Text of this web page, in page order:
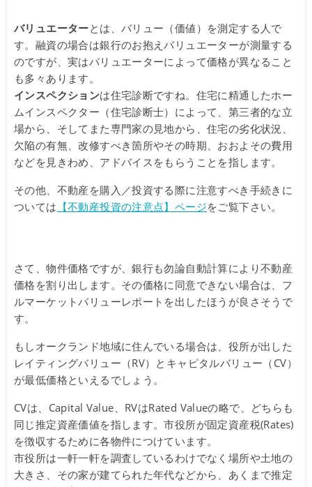
バリュエーターとは、バリュー（価値）を測定する人で
す。融資の場合は銀行のお抱えバリュエーターが測量する
のですが、実はバリュエーターによって価格が異なること
も多々あります。
インスペクションは住宅診断ですね。住宅に精通したホー
ムインスペクター（住宅診断士）によって、第三者的な立
場から、そしてまた専門家の見地から、住宅の劣化状況、
欠陥の有無、改修すべき箇所やその時期、おおよその費用
などを見きわめ、アドバイスをもらうことを指します。
その他、不動産を購入／投資する際に注意すべき手続きに
ついては 【不動産投資の注意点】ページをご覧下さい。
さて、物件価格ですが、銀行も勿論自動計算により不動産
価格を割り出します。その価格に同意できない場合は、フ
ルマーケットバリューレポートを出したほうが良さそうで
す。
もしオークランド地域に住んでいる場合は、役所が出した
レイティングバリュー（RV）とキャピタルバリュー（CV）
が最低価格といえるでしょう。
CVは、Capital Value、RVはRated Valueの略で、どちらも
同じ推定資産価値を指します。市役所が固定資産税(Rates)
を徴収するために各物件につけています。
市役所は一軒一軒を調査しているわけでなく場所や土地の
大きさ、その家が建てられた年代などから、あくまで推定